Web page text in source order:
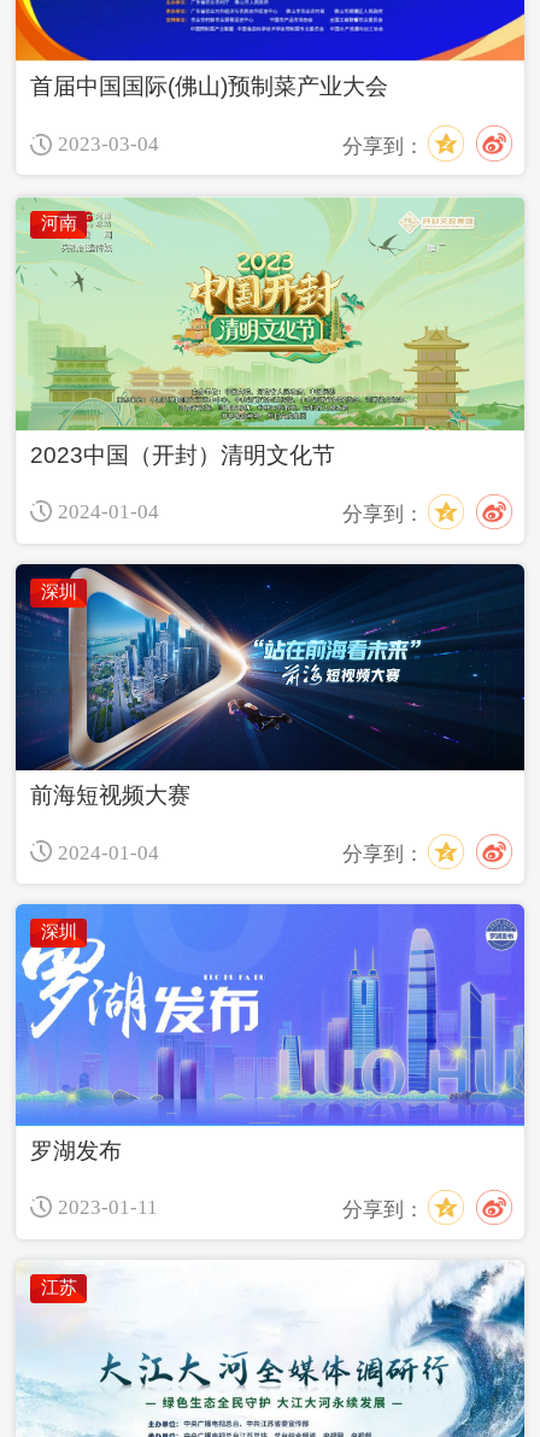
首届中国国际(佛山)预制菜产业大会
2023-03-04 分享到：
河南
2023中国（开封）清明文化节
2024-01-04 分享到：
深圳
前海短视频大赛
2024-01-04 分享到：
深圳
罗湖发布
2023-01-11 分享到：
江苏